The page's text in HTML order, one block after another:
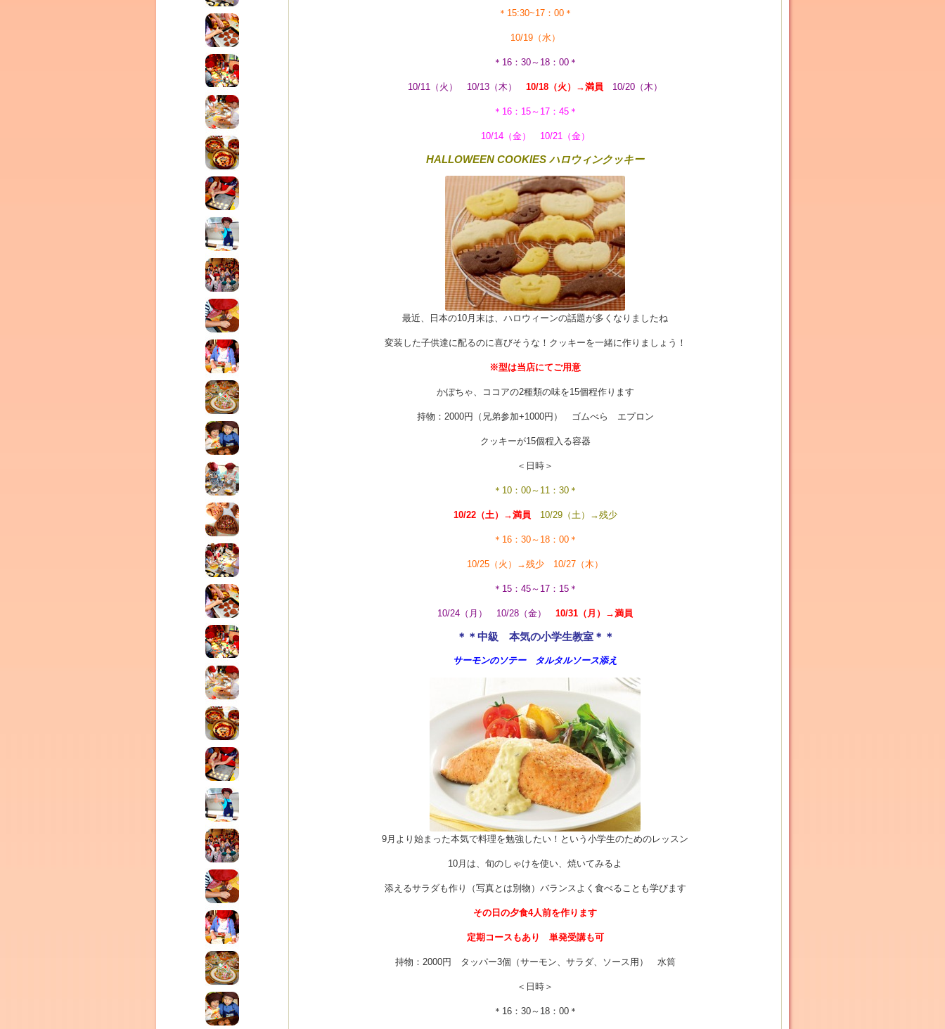
by CEDO)
＊15:30~17：00＊
10/19（水）
＊16：30～18：00＊
10/11（火） 10/13（木） 10/18（火）→満員 10/20（木）
＊16：15～17：45＊
10/14（金） 10/21（金）
HALLOWEEN COOKIES ハロウィンクッキー
最近、日本の10月末は、ハロウィーンの話題が多くなりましたね
変装した子供達に配るのに喜びそうな！クッキーを一緒に作りましょう！
※型は当店にてご用意
かぼちゃ、ココアの2種類の味を15個程作ります
持物：2000円（兄弟参加+1000円） ゴムべら エプロン
クッキーが15個程入る容器
＜日時＞
＊10：00～11：30＊
10/22（土）→満員 10/29（土）→残少
＊16：30～18：00＊
10/25（火）→残少 10/27（木）
＊15：45～17：15＊
10/24（月） 10/28（金） 10/31（月）→満員
＊＊中級 本気の小学生教室＊＊
サーモンのソテー タルタルソース添え
9月より始まった本気で料理を勉強したい！という小学生のためのレッスン
10月は、旬のしゃけを使い、焼いてみるよ
添えるサラダも作り（写真とは別物）バランスよく食べることも学びます
その日の夕食4人前を作ります
定期コースもあり 単発受講も可
持物：2000円 タッパー3個（サーモン、サラダ、ソース用） 水筒
＜日時＞
＊16：30～18：00＊